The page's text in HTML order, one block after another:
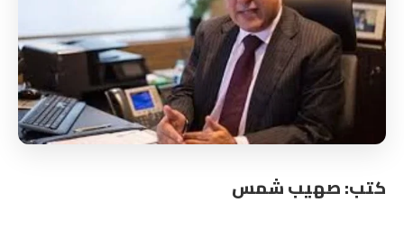
كتب: صهيب شمس